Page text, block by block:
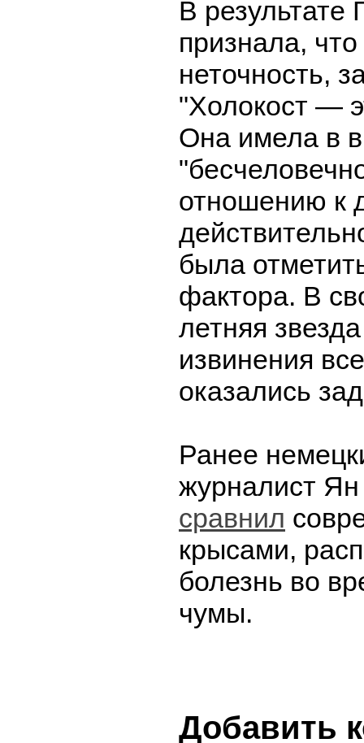
В результате
признала,
неточность,
"Холокост —
Она имела в
отношению к
была
фактора. В
летняя
извинения
оказались
Ранее
журналист
сравнил
крысами,
болезнь во
чумы.
Добавить